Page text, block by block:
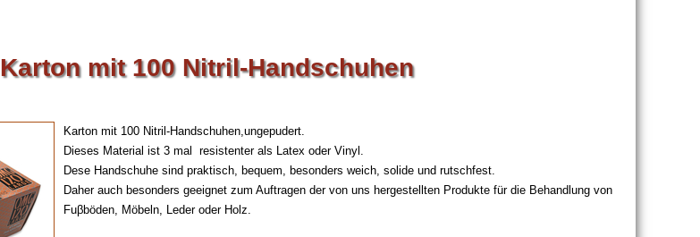
Karton mit 100 Nitril-Handschuhen
Karton mit 100 Nitril-Handschuhen,ungepudert.
Dieses Material ist 3 mal resistenter als Latex oder Vinyl.
Dese Handschuhe sind praktisch, bequem, besonders weich, solide und rutschfest.
Daher auch besonders geeignet zum Auftragen der von uns hergestellten Produkte für die Behandlung von
Fuβböden, Möbeln, Leder oder Holz.